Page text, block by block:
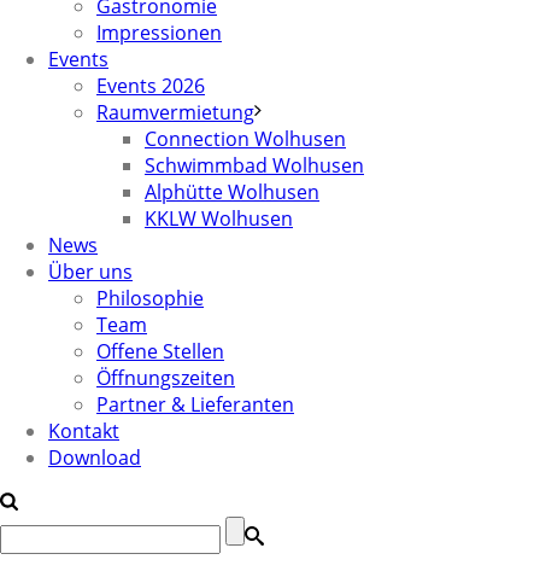
Gastronomie
Impressionen
Events
Events 2026
Raumvermietung
Connection Wolhusen
Schwimmbad Wolhusen
Alphütte Wolhusen
KKLW Wolhusen
News
Über uns
Philosophie
Team
Offene Stellen
Öffnungszeiten
Partner & Lieferanten
Kontakt
Download